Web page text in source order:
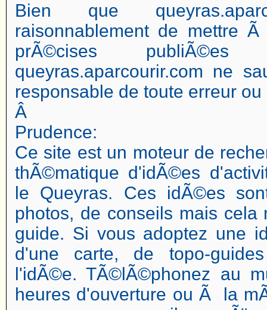
Bien que
raisonnablement de mettre
prÃ©cises
queyras.aparcourir.com ne
responsable de toute erreur
Â
Prudence:
Ce site est un moteur de
thÃ©matique d'idÃ©es
le Queyras. Ces idÃ©es
photos, de conseils mais
guide. Si vous adoptez une
d'une carte, de topo-
l'idÃ©e. TÃ©lÃ©phonez au
heures d'ouverture ou Ã la